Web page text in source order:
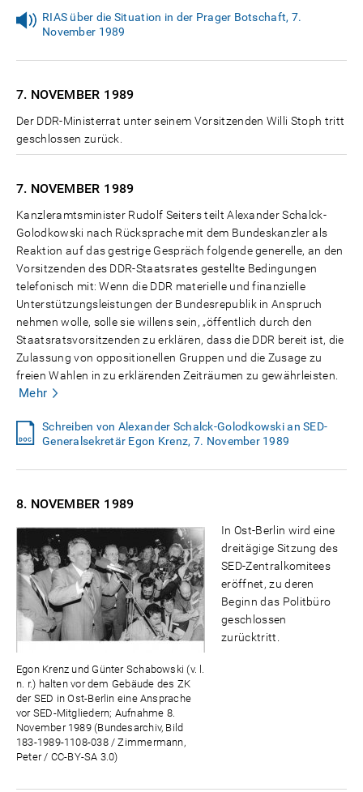
RIAS über die Situation in der Prager Botschaft, 7.
November 1989
7. NOVEMBER 1989
Der DDR-Ministerrat unter seinem Vorsitzenden Willi Stoph tritt
geschlossen zurück.
7. NOVEMBER 1989
Kanzleramtsminister Rudolf Seiters teilt Alexander Schalck-
Golodkowski nach Rücksprache mit dem Bundeskanzler als
Reaktion auf das gestrige Gespräch folgende generelle, an den
Vorsitzenden des DDR-Staatsrates gestellte Bedingungen
telefonisch mit: Wenn die DDR materielle und finanzielle
Unterstützungsleistungen der Bundesrepublik in Anspruch
nehmen wolle, solle sie willens sein, „öffentlich durch den
Staatsratsvorsitzenden zu erklären, dass die DDR bereit ist, die
Zulassung von oppositionellen Gruppen und die Zusage zu
freien Wahlen in zu erklärenden Zeiträumen zu gewährleisten.
Mehr
Schreiben von Alexander Schalck-Golodkowski an SED-
Generalsekretär Egon Krenz, 7. November 1989
8. NOVEMBER 1989
Egon Krenz und Günter Schabowski (v. l.
n. r.) halten vor dem Gebäude des ZK
der SED in Ost-Berlin eine Ansprache
vor SED-Mitgliedern; Aufnahme 8.
November 1989 (Bundesarchiv, Bild
183-1989-1108-038 / Zimmermann,
Peter / CC-BY-SA 3.0)
In Ost-Berlin wird eine
dreitägige Sitzung des
SED-Zentralkomitees
eröffnet, zu deren
Beginn das Politbüro
geschlossen
zurücktritt.